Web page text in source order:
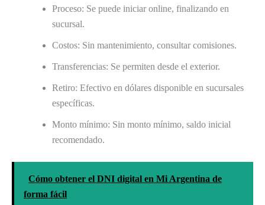
Proceso: Se puede iniciar online, finalizando en
sucursal.
Costos: Sin mantenimiento, consultar comisiones.
Transferencias: Se permiten desde el exterior.
Retiro: Efectivo en dólares disponible en sucursales
específicas.
Monto mínimo: Sin monto mínimo, saldo inicial
recomendado.
Cómo obtener el DNI digital en Mi Argentina de
forma fácil